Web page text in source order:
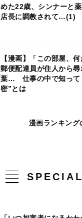
めた22歳、シンナーと
店長に調教されて…(1)
【漫画】「この部屋、
郵便配達員が住人から
葉… 仕事の中で知って
密”とは
漫画ランキング
SPECIAL